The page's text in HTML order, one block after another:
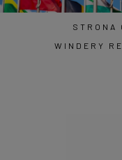
STRONA
WINDERY